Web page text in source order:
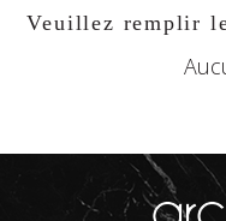
Veuillez remplir